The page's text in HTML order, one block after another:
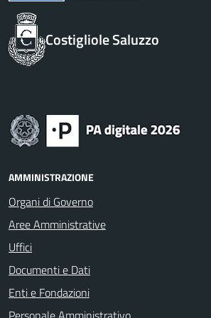
Costigliole Saluzzo
AMMINISTRAZIONE
Organi di Governo
Aree Amministrative
Uffici
Documenti e Dati
Enti e Fondazioni